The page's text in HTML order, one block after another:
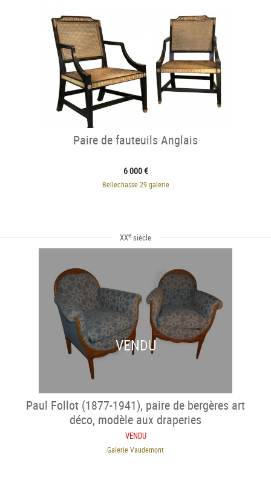
Paire de fauteuils Anglais
6 000 €
Bellechasse 29 galerie
XXe siècle
VENDU
Paul Follot (1877-1941), paire de bergères art
déco, modèle aux draperies
VENDU
Galerie Vaudemont